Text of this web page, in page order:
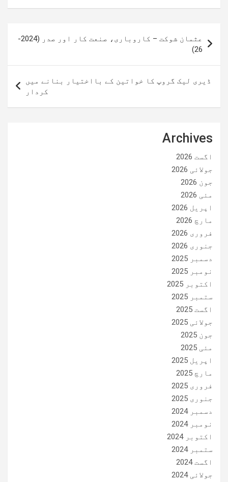
کی
نیویگیشن
عثمان شوکت – کاروباری، صنعت کار اور صدر (2024-
26)
ڈیری لیک گروپ کا خواتین کے بااختیار بنانے میں
کردار
Archives
اگست 2026
جولائی 2026
جون 2026
مئی 2026
اپریل 2026
مارچ 2026
فروری 2026
جنوری 2026
دسمبر 2025
نومبر 2025
اکتوبر 2025
ستمبر 2025
اگست 2025
جولائی 2025
جون 2025
مئی 2025
اپریل 2025
مارچ 2025
فروری 2025
جنوری 2025
دسمبر 2024
نومبر 2024
اکتوبر 2024
ستمبر 2024
اگست 2024
جولائی 2024